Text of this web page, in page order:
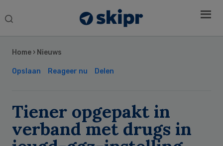
Search
Home › Nieuws
Opslaan Reageer nu Delen
Tiener opgepakt in
verband met drugs in
Sidebar